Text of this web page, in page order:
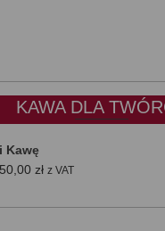
KAWA DLA
Kawę
50,00 złZakres
od
z VAT